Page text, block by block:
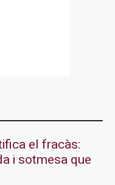
el fracàs:
i sotmesa que